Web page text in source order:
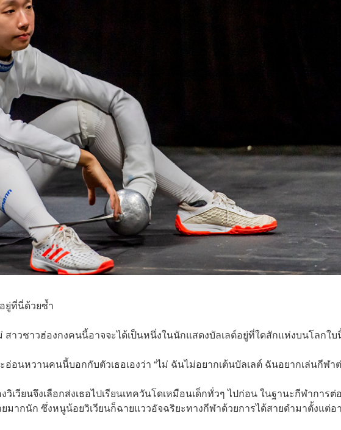
ยู่ที่นี่ด้วยซ้ำ
สาวชาวฮ่องกงคนนี้อาจจะได้เป็นหนึ่งในนักแสดงบัลเลต์อยู่ที่ใดสักแห่งบนโลกใบ
อนหวานคนนี้บอกกับตัวเธอเองว่า “ไม่ ฉันไม่อยากเต้นบัลเลต์ ฉันอยากเล่นกีฬา
เวียนจึงเลือกส่งเธอไปเรียนเทควันโดเหมือนเด็กทั่วๆ ไปก่อน ในฐานะกีฬาการต่
ยมากนัก ซึ่งหนูน้อยวิเวียนก็ฉายแววอัจฉริยะทางกีฬาด้วยการได้สายดำมาตั้งแต่อ